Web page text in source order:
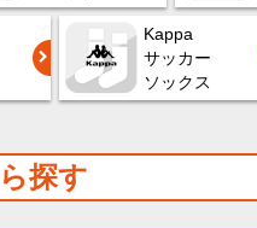
Kappa
サッカー
ソックス
探す